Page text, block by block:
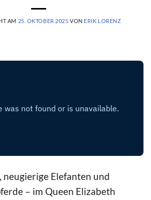
AM 25. OKTOBER 2025 VON ERIK LORENZ
neugierige Elefanten und
– im Queen Elizabeth